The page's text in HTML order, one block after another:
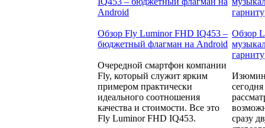
Обзор Fly Luminor FHD IQ453 –
бюджетный флагман на Android
Очередной смартфон компании
Fly, который служит ярким
примером практически
идеального соотношения
качества и стоимости. Все это
Fly Luminor FHD IQ453.
Обзор
сразу